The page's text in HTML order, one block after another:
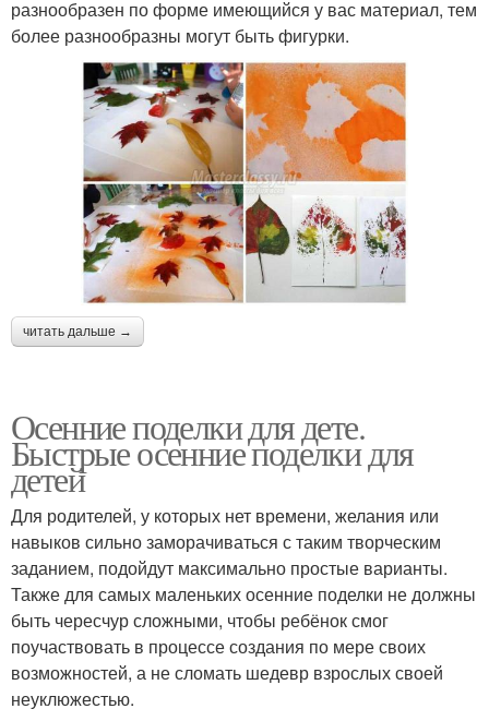
разнообразен по форме имеющийся у вас материал, тем
более разнообразны могут быть фигурки.
читать дальше →
Осенние поделки для дете.
Быстрые осенние поделки для
детей
Для родителей, у которых нет времени, желания или
навыков сильно заморачиваться с таким творческим
заданием, подойдут максимально простые варианты.
Также для самых маленьких осенние поделки не должны
быть чересчур сложными, чтобы ребёнок смог
поучаствовать в процессе создания по мере своих
возможностей, а не сломать шедевр взрослых своей
неуклюжестью.